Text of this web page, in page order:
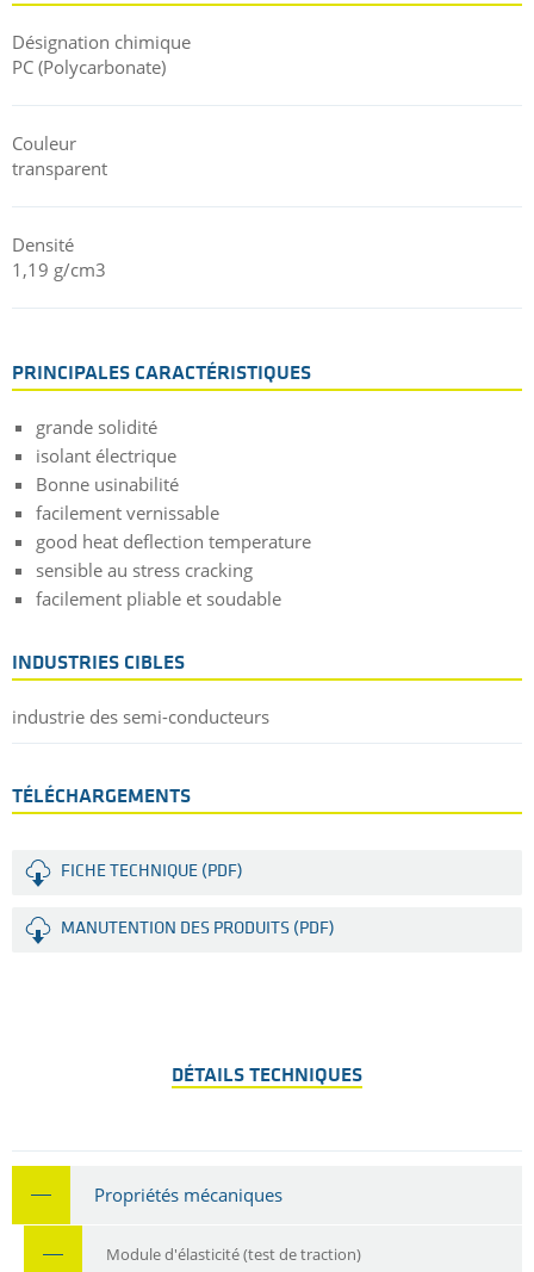
Désignation chimique
PC (Polycarbonate)
Couleur
transparent
Densité
1,19 g/cm3
PRINCIPALES CARACTÉRISTIQUES
grande solidité
isolant électrique
Bonne usinabilité
facilement vernissable
good heat deflection temperature
sensible au stress cracking
facilement pliable et soudable
INDUSTRIES CIBLES
industrie des semi-conducteurs
TÉLÉCHARGEMENTS
FICHE TECHNIQUE (PDF)
MANUTENTION DES PRODUITS (PDF)
DÉTAILS TECHNIQUES
Propriétés mécaniques
Module d'élasticité (test de traction)